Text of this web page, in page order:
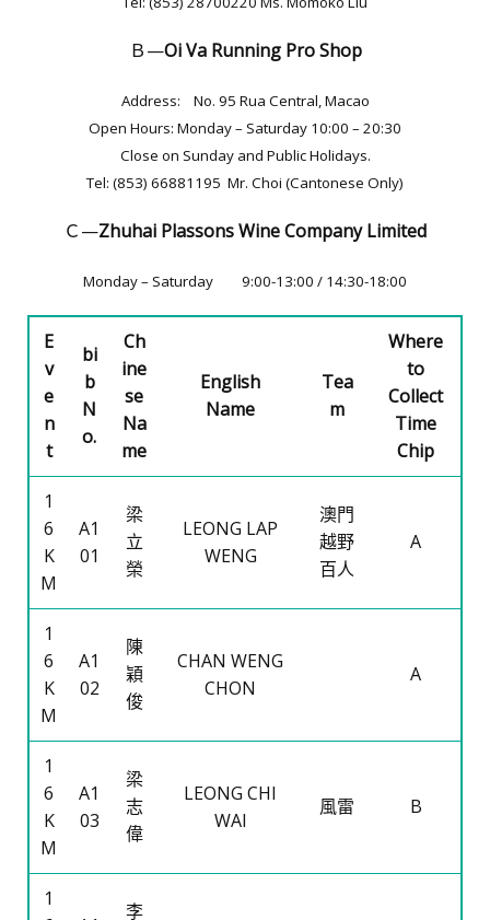
Ｂ—Oi Va Running Pro Shop
Address: No. 95 Rua Central, Macao
Open Hours: Monday – Saturday 10:00 – 20:30
Close on Sunday and Public Holidays.
Tel: (853) 66881195 Mr. Choi (Cantonese Only)
Ｃ—Zhuhai Plassons Wine Company Limited
Monday – Saturday 9:00-13:00 / 14:30-18:00
E
v
e
n
t
bi
b
N
o.
Ch
ine
se
Na
me
English
Name
Tea
m
Where
to
Collect
Time
Chip
1
6
K
M
A1
01
梁
立
榮
LEONG LAP
WENG
澳門
越野
百人
A
1
6
K
M
A1
02
陳
穎
俊
CHAN WENG
CHON
A
1
6
K
M
A1
03
梁
志
偉
LEONG CHI
WAI
風雷 B
1
李